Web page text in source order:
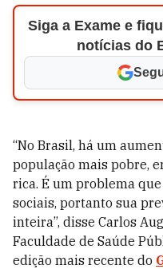
Siga a Exame e
notícias do
“No Brasil, há um
população mais pobre,
rica. É um problema
sociais, portanto sua
inteira”, disse Carlos
Faculdade de Saúde
edição mais recente do